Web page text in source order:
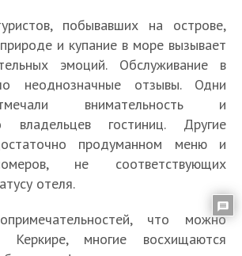
побывавших на острове,
и купание в море вызывает
эмоций. Обслуживание в
неоднозначные отзывы. Одни
внимательность и
владельцев гостиниц. Другие
продуманном меню и
не соответствующих
отеля.
что можно
Керкире, многие восхищаются